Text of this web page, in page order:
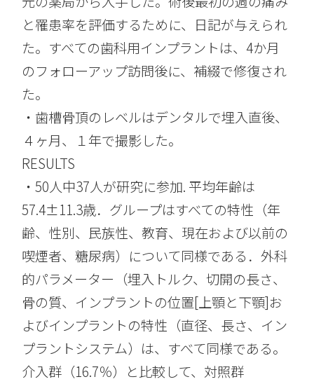
と罹患率を評価するために、日記が与えられ
た。すべての歯科用インプラントは、4か月
のフォローアップ訪問後に、補綴で修復され
た。
・歯槽骨頂のレベルはデンタルで埋入直後、
４ヶ月、１年で撮影した。
RESULTS
・50人中37人が研究に参加. 平均年齢は
57.4±11.3歳．グループはすべての特性（年
齢、性別、民族性、教育、現在および以前の
喫煙者、糖尿病）について同様である．外科
的パラメーター（埋入トルク、切開の長さ、
骨の質、インプラントの位置[上顎と下顎]お
よびインプラントの特性（直径、長さ、イン
プラントシステム）は、すべて同様である。
介入群（16.7％）と比較して、対照群